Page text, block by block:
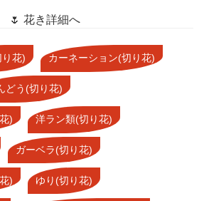
🌷 花き詳細へ
り花) カーネーション(切り花)
どう(切り花)
) 洋ラン類(切り花)
ガーベラ(切り花)
) ゆり(切り花)